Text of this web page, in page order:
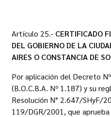
Artículo 25.- CERTIFICADO
DEL GOBIERNO DE LA
AIRES O CONSTANCIA DE
Por aplicación del Decreto
(B.O.C.B.A. Nº 1.187) y su
Resolución N° 2.647/SHyF/
119/DGR/2001, que